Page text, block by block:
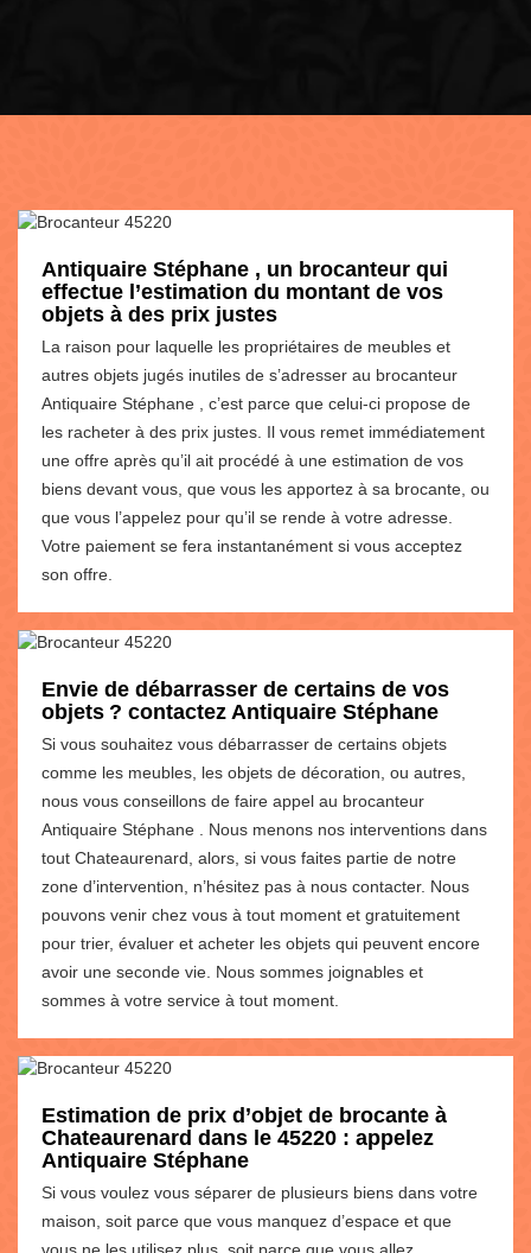
Antiquaire Stéphane , un brocanteur qui
effectue l’estimation du montant de vos
objets à des prix justes
La raison pour laquelle les propriétaires de meubles et
autres objets jugés inutiles de s’adresser au brocanteur
Antiquaire Stéphane , c’est parce que celui-ci propose de
les racheter à des prix justes. Il vous remet immédiatement
une offre après qu’il ait procédé à une estimation de vos
biens devant vous, que vous les apportez à sa brocante, ou
que vous l’appelez pour qu’il se rende à votre adresse.
Votre paiement se fera instantanément si vous acceptez
son offre.
Envie de débarrasser de certains de vos
objets ? contactez Antiquaire Stéphane
Si vous souhaitez vous débarrasser de certains objets
comme les meubles, les objets de décoration, ou autres,
nous vous conseillons de faire appel au brocanteur
Antiquaire Stéphane . Nous menons nos interventions dans
tout Chateaurenard, alors, si vous faites partie de notre
zone d’intervention, n’hésitez pas à nous contacter. Nous
pouvons venir chez vous à tout moment et gratuitement
pour trier, évaluer et acheter les objets qui peuvent encore
avoir une seconde vie. Nous sommes joignables et
sommes à votre service à tout moment.
Estimation de prix d’objet de brocante à
Chateaurenard dans le 45220 : appelez
Antiquaire Stéphane
Si vous voulez vous séparer de plusieurs biens dans votre
maison, soit parce que vous manquez d’espace et que
vous ne les utilisez plus, soit parce que vous allez